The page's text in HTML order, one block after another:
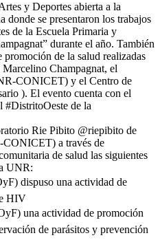
y Deportes abierta a la
donde se presentaron los trabajos
de la Escuela Primaria y
durante el año. También
promoción de la salud realizadas
Champagnat, el
CONICET) y el Centro de
). El evento cuenta con el
#DistritoOeste de la
Rie Pibito @riepibito de
a través de
de salud las siguientes
UNR:
dispuso una actividad de
HIV
una actividad de promoción
de parásitos y prevención